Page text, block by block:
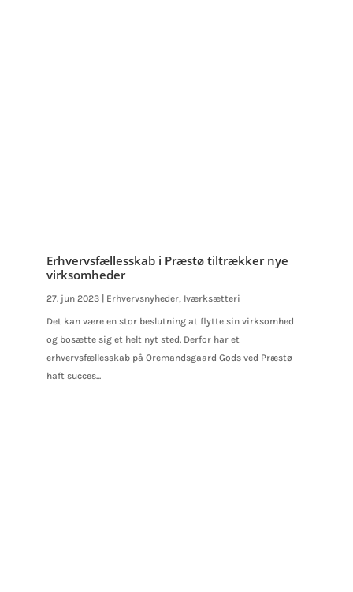
Erhvervsfællesskab i Præstø tiltrækker nye
virksomheder
27. jun 2023 Erhvervsnyheder, Iværksætteri
Det kan være en stor beslutning at flytte sin virksomhed
og bosætte sig et helt nyt sted. Derfor har et
erhvervsfællesskab på Oremandsgaard Gods ved Præstø
haft succes...